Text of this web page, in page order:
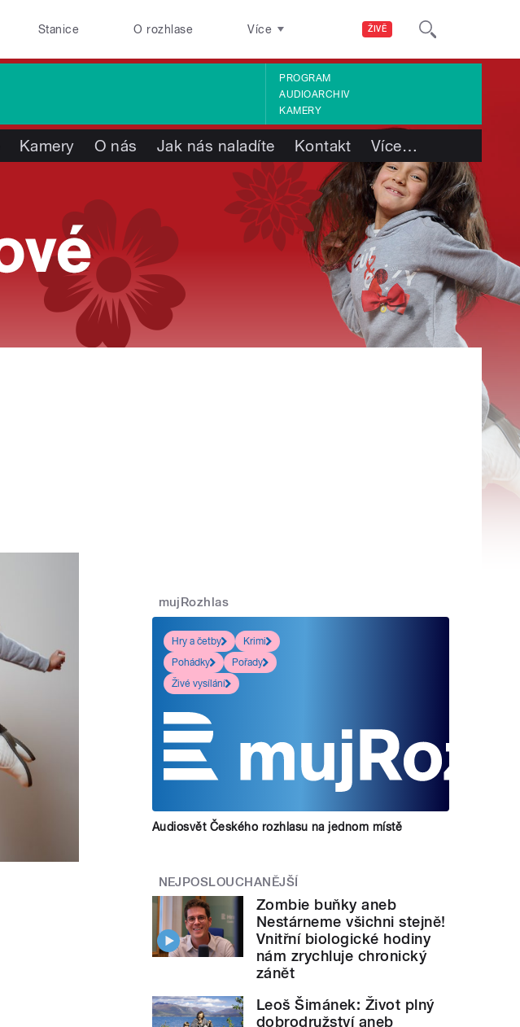
ŽIVĚ
Stanice O rozhlase Více
PROGRAM
AUDIOARCHIV
KAMERY
Kamery O nás Jak nás naladíte Kontakt Více…
mujRozhlas
Hry a četby
Krimi
Pohádky
Pořady
Živé vysílání
Audiosvět Českého rozhlasu na jednom místě
NEJPOSLOUCHANĚJŠÍ
Zombie buňky aneb
Nestárneme všichni stejně!
Vnitřní biologické hodiny
nám zrychluje chronický
zánět
Leoš Šimánek: Život plný
dobrodružství aneb